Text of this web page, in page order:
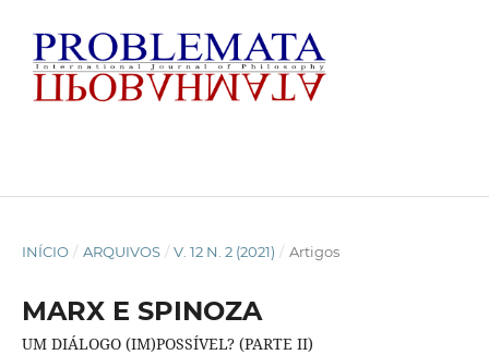
INÍCIO / ARQUIVOS / V. 12 N. 2 (2021) / Artigos
MARX E SPINOZA
UM DIÁLOGO (IM)POSSÍVEL? (PARTE II)